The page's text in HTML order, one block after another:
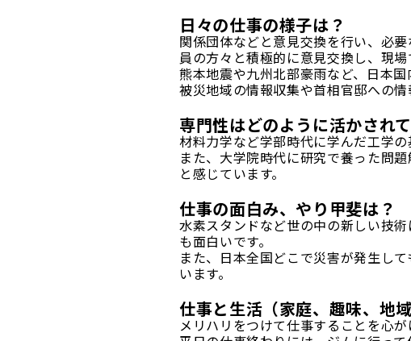
日々の仕事の様子は？
関係団体などと意見交換を行い、必
員の方々と積極的に意見交換し、現
熊本地震や九州北部豪雨など、日本
被災地域の情報収集や首相官邸への情
専門性はどのように活かされ
材料力学など学部時代に学んだ工学
また、大学院時代に研究で養った問
と感じています。
仕事の面白み、やり甲斐は？
水素スタンドなど世の中の新しい技
も面白いです。
また、日本全国どこで災害が発生し
います。
仕事と生活（家庭、趣味、地
メリハリをつけて仕事することを心が